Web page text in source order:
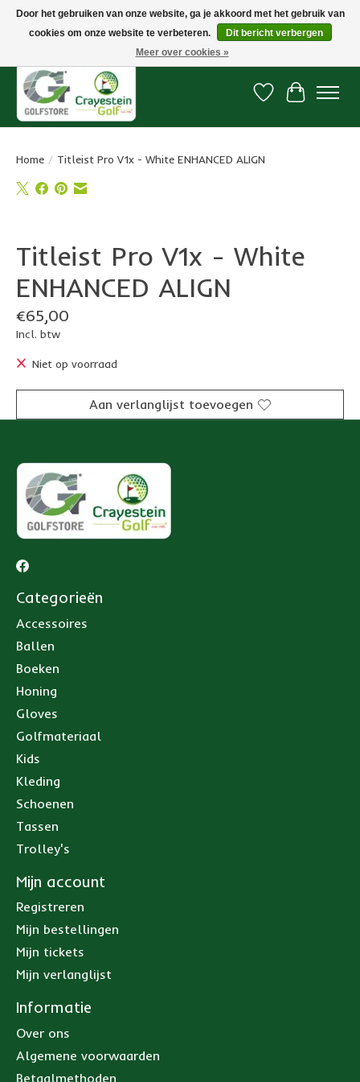
Snelle levering, gratis vanaf € 100. Onze oncourse Golfshop in Dordrecht is
Verlanglijst
Home / Titleist Pro V1x - White ENHANCED ALIGN
Titleist Pro V1x - White
ENHANCED ALIGN
€65,00
Incl. btw
Niet op voorraad
Aan verlanglijst toevoegen
Categorieën
Accessoires
Ballen
Boeken
Honing
Gloves
Golfmateriaal
Kids
Kleding
Schoenen
Tassen
Trolley's
Mijn account
Registreren
Mijn bestellingen
Mijn tickets
Mijn verlanglijst
Informatie
Over ons
Algemene voorwaarden
Betaalmethoden
Door het gebruiken van onze website, ga je akkoord met het gebruik van
cookies om onze website te verbeteren.
Dit bericht verbergen
Meer over cookies »